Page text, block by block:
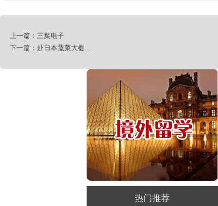
上一篇：三葉电子
下一篇：赴日本蔬菜大棚...
热门推荐
荷兰-铁板烧厨师
￥月薪2100欧元
新西兰-按摩师
￥200纽币/天+提成
荷兰-中餐厨师
￥税后月薪2100欧
韩国-烤鸭师傅
￥260-350万韩币
新加坡-火锅店店长
￥3300-3666新（人民币1800-